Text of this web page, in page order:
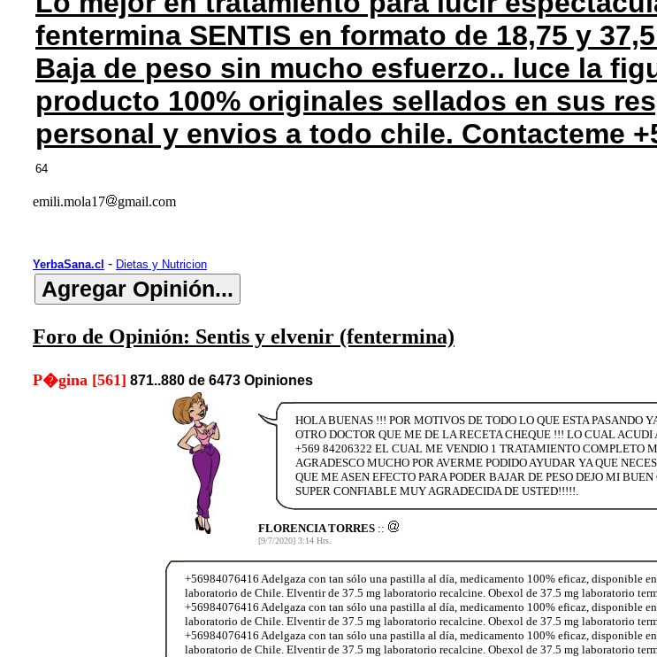
fentermina SENTIS en formato de 18,75 y
Baja de peso sin mucho esfuerzo.. luce la
producto 100% originales sellados en sus
personal y envios a todo chile. Contacteme
64
emili.mola17 gmail.com
YerbaSana.cl - Dietas y Nutricion
Foro de Opinión: Sentis y elvenir (fentermina)
P�gina [561] 871..880 de 6473 Opiniones
HOLA BUENAS !!! POR MOTIVOS DE TODO LO QUE ESTA PASANDO
OTRO DOCTOR QUE ME DE LA RECETA CHEQUE !!! LO CUAL
+569 84206322 EL CUAL ME VENDIO 1 TRATAMIENTO COMPLETO
AGRADESCO MUCHO POR AVERME PODIDO AYUDAR YA QUE
QUE ME ASEN EFECTO PARA PODER BAJAR DE PESO DEJO MI
SUPER CONFIABLE MUY AGRADECIDA DE USTED!!!!!.
FLORENCIA TORRES::
[9/7/2020] 3:14 Hrs.
+56984076416 Adelgaza con tan sólo una pastilla al día, medicamento 100% eficaz, disponible
laboratorio de Chile. Elventir de 37.5 mg laboratorio recalcine. Obexol de 37.5 mg laboratorio
+56984076416 Adelgaza con tan sólo una pastilla al día, medicamento 100% eficaz, disponible
laboratorio de Chile. Elventir de 37.5 mg laboratorio recalcine. Obexol de 37.5 mg laboratorio
+56984076416 Adelgaza con tan sólo una pastilla al día, medicamento 100% eficaz, disponible
laboratorio de Chile. Elventir de 37.5 mg laboratorio recalcine. Obexol de 37.5 mg laboratorio